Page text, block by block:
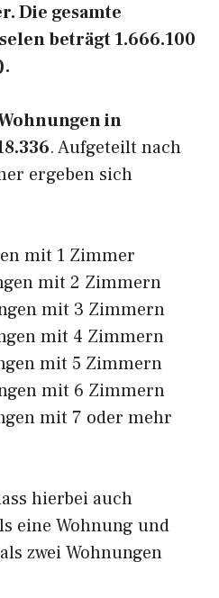
Die gesamte
beträgt 1.666.100
in
. Aufgeteilt nach
ergeben sich
mit 1 Zimmer
mit 2 Zimmern
mit 3 Zimmern
mit 4 Zimmern
mit 5 Zimmern
mit 6 Zimmern
mit 7 oder mehr
hierbei auch
eine Wohnung und
zwei Wohnungen